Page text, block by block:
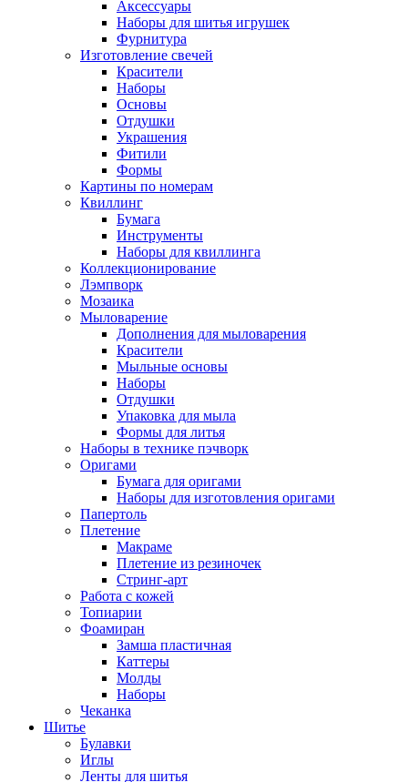
Аксессуары
Наборы для шитья игрушек
Фурнитура
Изготовление свечей
Красители
Наборы
Основы
Отдушки
Украшения
Фитили
Формы
Картины по номерам
Квиллинг
Бумага
Инструменты
Наборы для квиллинга
Коллекционирование
Лэмпворк
Мозаика
Мыловарение
Дополнения для мыловарения
Красители
Мыльные основы
Наборы
Отдушки
Упаковка для мыла
Формы для литья
Наборы в технике пэчворк
Оригами
Бумага для оригами
Наборы для изготовления оригами
Папертоль
Плетение
Макраме
Плетение из резиночек
Стринг-арт
Работа с кожей
Топиарии
Фоамиран
Замша пластичная
Каттеры
Молды
Наборы
Чеканка
Шитье
Булавки
Иглы
Ленты для шитья